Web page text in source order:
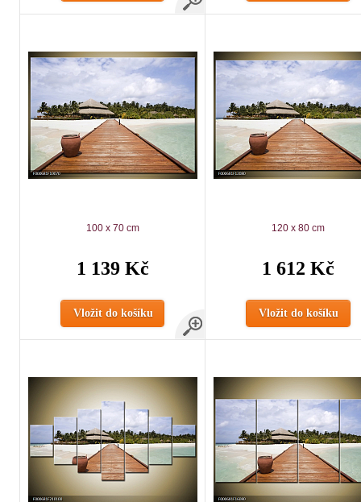
100 x 70 cm
1 139 Kč
Vložit do košíku
120 x 80 cm
1 612 Kč
Vložit do košíku